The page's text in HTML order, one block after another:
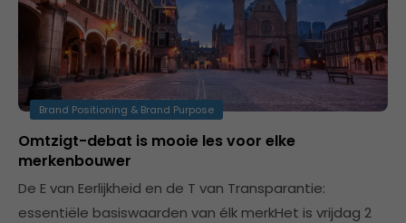
Brand Positioning & Brand Purpose
Omtzigt-debat is mooie les voor elke
merkenbouwer
De E van Eerlijkheid en de T van Transparantie:
essentiële basiswaarden van élk merkHet is vrijdag 2